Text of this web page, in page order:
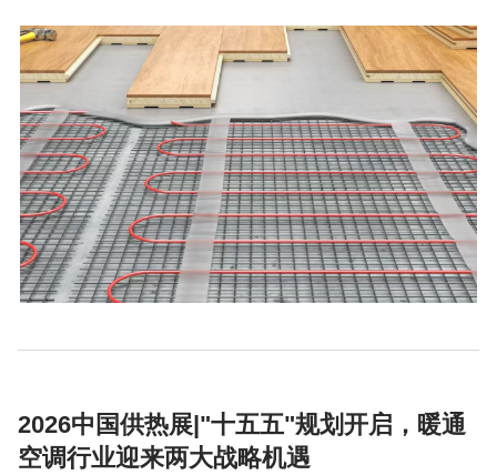
提供了重要支撑。
2026中国供热展|"十五五"规划开启，暖通
空调行业迎来两大战略机遇